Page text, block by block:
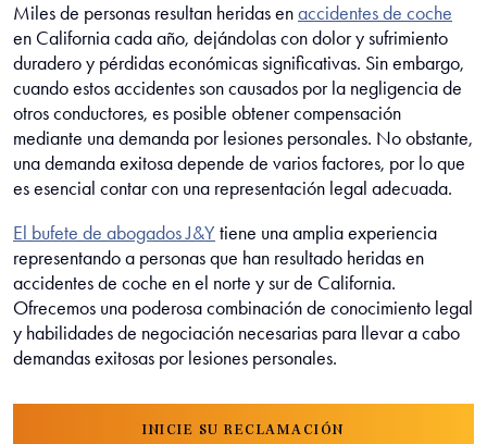
Miles de personas resultan heridas enaccidentes de coche
en California cada año, dejándolas con dolor y sufrimiento
duradero y pérdidas económicas significativas. Sin embargo,
cuando estos accidentes son causados por la negligencia de
otros conductores, es posible obtener compensación
mediante una demanda por lesiones personales. No obstante,
una demanda exitosa depende de varios factores, por lo que
es esencial contar con una representación legal adecuada.
El bufete de abogados J&Ytiene una amplia experiencia
representando a personas que han resultado heridas en
accidentes de coche en el norte y sur de California.
Ofrecemos una poderosa combinación de conocimiento legal
y habilidades de negociación necesarias para llevar a cabo
demandas exitosas por lesiones personales.
INICIE SU RECLAMACIÓN